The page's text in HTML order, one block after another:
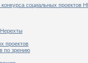
социальных проектов
проектов
по зрению